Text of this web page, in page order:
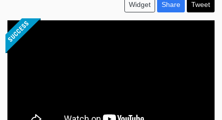
Widget Share Tweet